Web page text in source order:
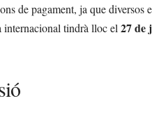
de pagament, ja que diversos
internacional tindrà lloc el27 de